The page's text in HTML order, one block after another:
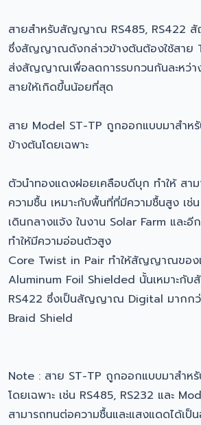
สายสำหรับสัญญาณ RS485, RS422
ซึ่งสัญญาณดังกล่าวข้างต้นต้องใช้สาย
ส่งสัญญาณเพื่อลดการรบกวนกันละหว่
สายให้เกิดขึ้นน้อยที่สุด
สาย Model ST-TP ถูกออกแบบมาสำ
ข้างต้นโดยเฉพาะ
ตัวนำทองแดงฝอยเคลือบดีบุก ทำให้ สา
ความชื้น เหมาะกับพื้นที่ที่มีความชื้นสูง เ
เดินกลางแจ้ง ในงาน Solar Farm และอี
ทำให้มีความอ่อนตัวสูง
Core Twist in Pair ทำให้สัญญาณของ
Aluminum Foil Shielded นั้นเหมาะกั
RS422 ซึ่งเป็นสัญญาณ Digital มากก
Braid Shield
Note : สาย ST-TP ถูกออกแบบมาสำ
โดยเฉพาะ เช่น RS485, RS232 และ
สามารถทนต่อความชื้นและแสงแดดได้เป็